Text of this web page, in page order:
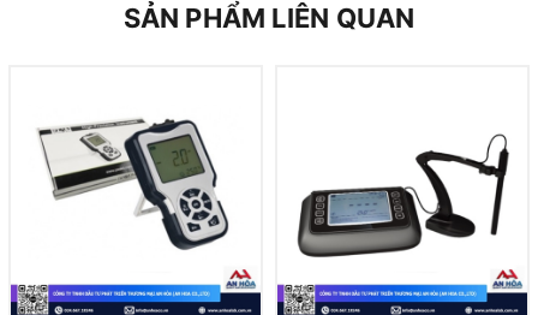
SẢN PHẨM LIÊN QUAN